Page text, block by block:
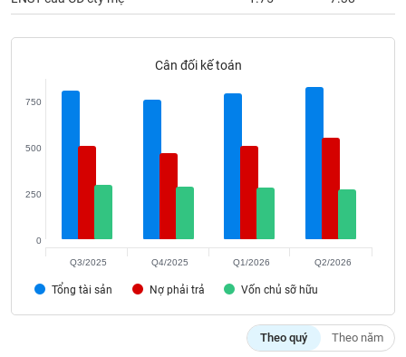
Cân đối kế toán
Tổng tài sản Nợ phải trả Vốn chủ sỡ hữu
0
250
500
750
Q3/2025 Q4/2025 Q1/2026 Q2/2026
Theo quý Theo năm
giả
cáo
(-)
Thuật
Dịch
(-)